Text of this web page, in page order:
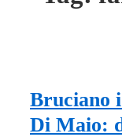
Bruciano
Di Maio: